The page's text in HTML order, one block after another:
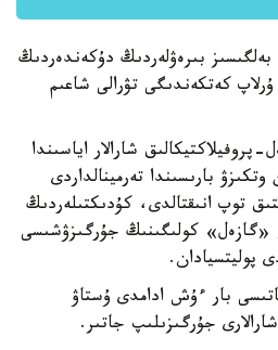
بەلگىسىز بىرەۋلەردىڭ دۇكەندەردىڭ
ۇرلاپ كەتكەندىگى تۋرالى شاعىم
شارالار اياسىندا
بارىسىندا تەرمينالداردى
توپ انىقتالدى، كۇدىكتىلەردىڭ
22 جاستاعى «گازەل» كولىگىنىڭ جۇرگىزۋشىسى
پوليتسيادان.
بار ءۇش ادامدى ۇستاۋ
جۇرگىزىلىپ جاتىر.